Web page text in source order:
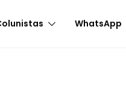
WhatsApp